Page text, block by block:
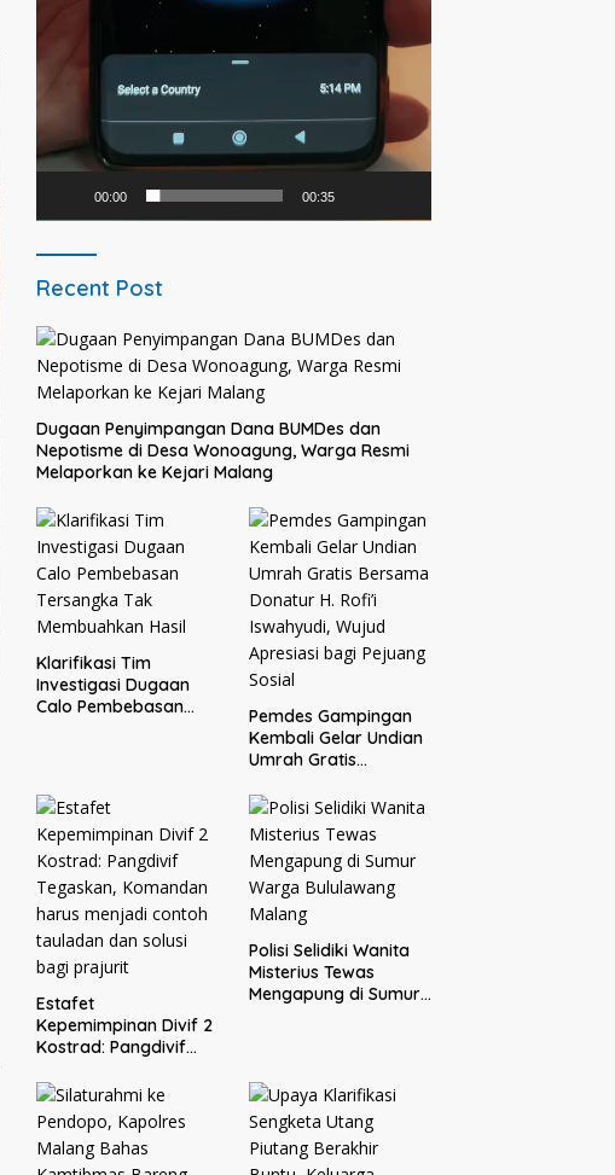
00:00 00:35
Recent Post
Dugaan Penyimpangan Dana BUMDes dan
Nepotisme di Desa Wonoagung, Warga Resmi
Melaporkan ke Kejari Malang
Klarifikasi Tim
Investigasi Dugaan
Calo Pembebasan
Pemdes Gampingan
Kembali Gelar Undian
Umrah Gratis
Rofi’i Iswahyudi,
Wujud Apresiasi bagi
Pejuang Sosial
Estafet
Kepemimpinan Divif 2
Kostrad: Pangdivif
harus menjadi contoh
tauladan dan solusi
bagi prajurit
Polisi Selidiki Wanita
Misterius Tewas
Mengapung di Sumur